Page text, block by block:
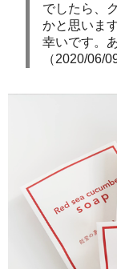
でしたら、
かと思いま
幸いです。
（2020/06/